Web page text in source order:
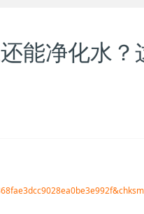
能净化水？